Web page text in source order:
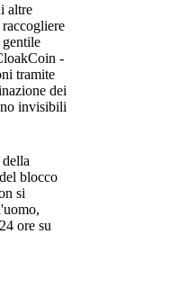
altre
gentile
-
tramite
dei
invisibili
blocco
si
ore su